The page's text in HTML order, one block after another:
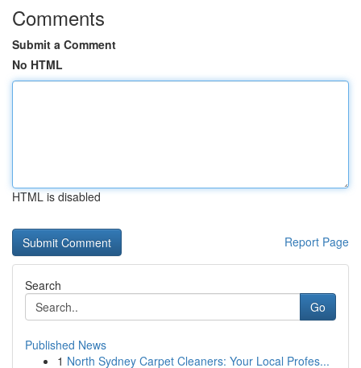
Comments
Submit a Comment
No HTML
HTML is disabled
Report Page
Search
Go
Published News
1 North Sydney Carpet Cleaners: Your Local Profes...